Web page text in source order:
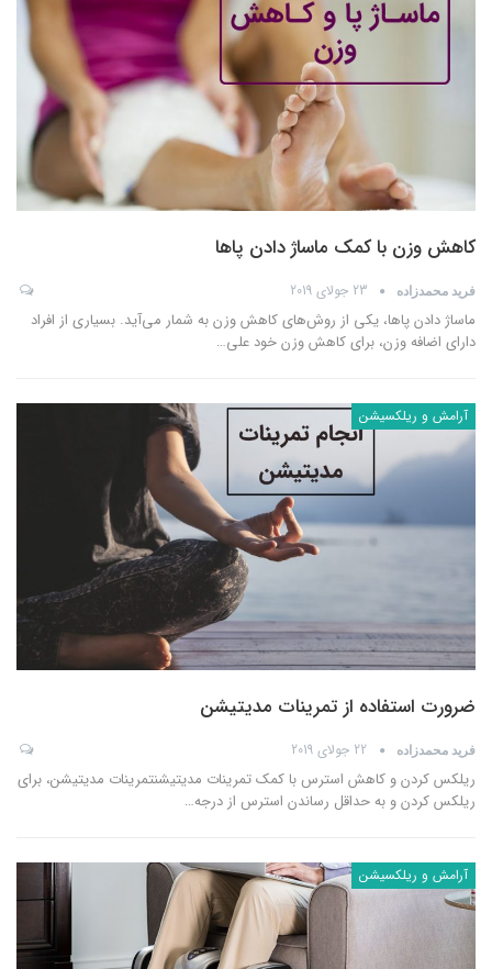
کاهش وزن با کمک ماساژ دادن پاها
فرید محمدزاده 23 جولای 2019
ماساژ دادن پاها، یکی از روش‌های کاهش وزن به شمار می‌آید. بسیاری از افراد
دارای اضافه وزن، برای کاهش وزن خود علی…
آرامش و ریلکسیشن
ضرورت استفاده از تمرینات مدیتیشن
فرید محمدزاده 22 جولای 2019
ریلکس کردن و کاهش استرس با کمک تمرینات مدیتیشنتمرینات مدیتیشن، برای
ریلکس کردن و به حداقل رساندن استرس از درجه…
آرامش و ریلکسیشن